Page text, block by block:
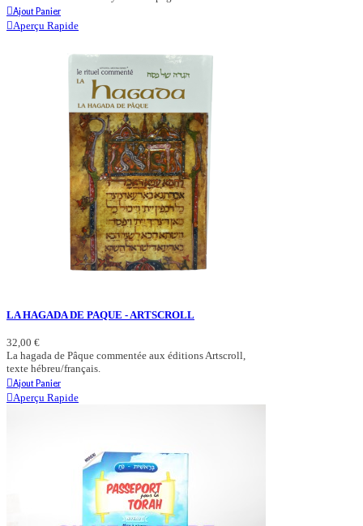
Ajout Panier
Aperçu Rapide
LA HAGADA DE PAQUE - ARTSCROLL
32,00 €
La hagada de Pâque commentée aux éditions Artscroll,
texte hébreu/français.
Ajout Panier
Aperçu Rapide